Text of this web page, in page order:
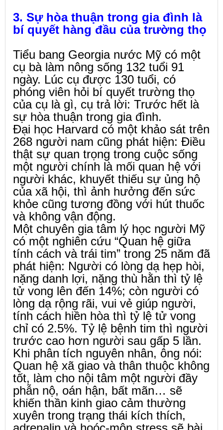
3. Sự hòa thuận trong gia đình là
bí quyết hàng đầu của trường thọ
Tiểu bang Georgia nước Mỹ có một
cụ bà làm nông sống 132 tuổi 91
ngày. Lúc cụ được 130 tuổi, có
phóng viên hỏi bí quyết trường thọ
của cụ là gì, cụ trả lời: Trước hết là
sự hòa thuận trong gia đình.
Đại học Harvard có một khảo sát trên
268 người nam cũng phát hiện: Điều
thật sự quan trọng trong cuộc sống
một người chính là mối quan hệ với
người khác, khuyết thiếu sự ủng hộ
của xã hội, thì ảnh hưởng đến sức
khỏe cũng tương đồng với hút thuốc
và không vận động.
Một chuyên gia tâm lý học người Mỹ
có một nghiên cứu “Quan hệ giữa
tính cách và trái tim” trong 25 năm đã
phát hiện: Người có lòng dạ hẹp hòi,
nặng danh lợi, nặng thù hằn thì tỷ lệ
tử vong lên đến 14%; còn người có
lòng dạ rộng rãi, vui vẻ giúp người,
tính cách hiền hòa thì tỷ lệ tử vong
chỉ có 2.5%. Tỷ lệ bệnh tim thì người
trước cao hơn người sau gấp 5 lần.
Khi phân tích nguyên nhân, ông nói:
Quan hệ xã giao và thân thuộc không
tốt, làm cho nội tâm một người đầy
phẫn nộ, oán hận, bất mãn… sẽ
khiến thần kinh giao cảm thường
xuyên trong trạng thái kích thích,